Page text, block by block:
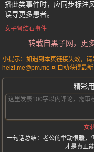
播此类事件时，应同步标注
误导更多患者。
女子肾结石事件
转载自黑子网，更
小提示：如遇到本页链接失效，
heizi.me@pm.me 可自动获得最
精彩
女
一句话总结：老公的举动很暖，
才是真正